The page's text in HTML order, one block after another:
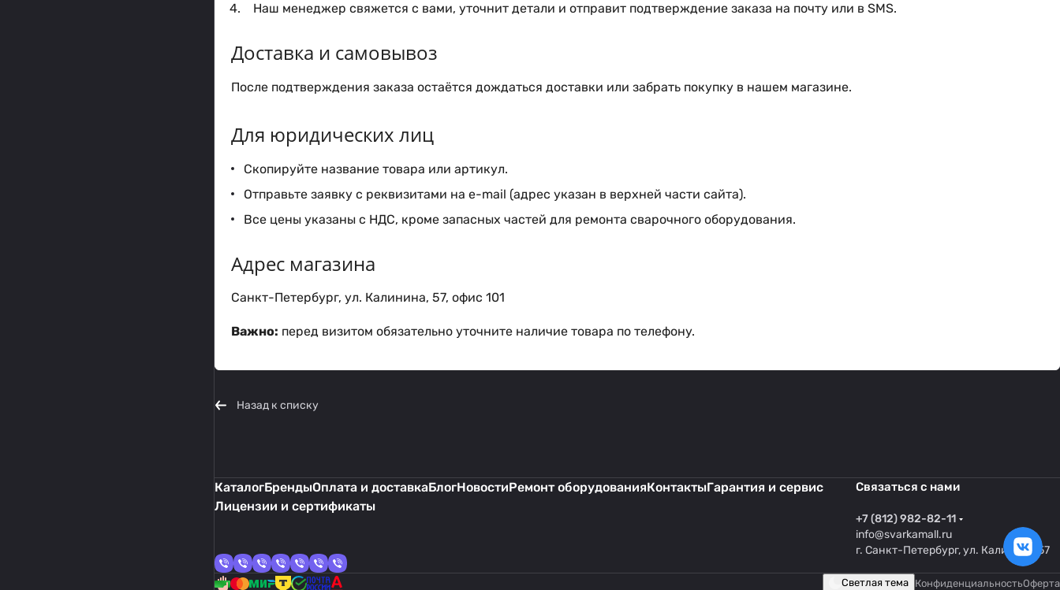
Наш менеджер свяжется с вами, уточнит детали и отправит подтверждение заказа на почту или в SMS.
Доставка и самовывоз
После подтверждения заказа остаётся дождаться доставки или забрать покупку в нашем магазине.
Для юридических лиц
Скопируйте название товара или артикул.
Отправьте заявку с реквизитами на e-mail (адрес указан в верхней части сайта).
Все цены указаны с НДС, кроме запасных частей для ремонта сварочного оборудования.
Адрес магазина
Санкт-Петербург, ул. Калинина, 57, офис 101
Важно: перед визитом обязательно уточните наличие товара по телефону.
Назад к списку
КаталогБрендыОплата и доставкаБлогНовостиРемонт оборудованияКонтактыГарантия и сервис
Лицензии и сертификаты
Связаться с нами
+7 (812) 982-82-11
info@svarkamall.ru
г. Санкт-Петербург, ул. Калинина 57
Светлая тема КонфиденциальностьОферта